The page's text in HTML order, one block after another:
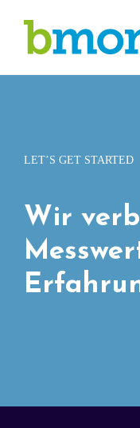
LET’S GET STARTED
Wir